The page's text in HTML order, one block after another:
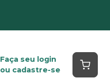
Faça seu login
ou cadastre-se